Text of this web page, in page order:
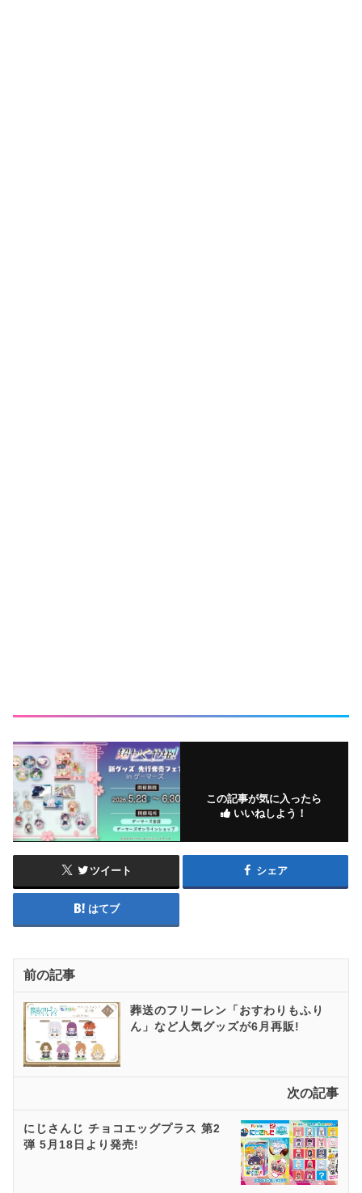
この記事が気に入ったら
いいねしよう！
ツイート シェア
はてブ
前の記事
葬送のフリーレン「おすわりもふり
ん」など人気グッズが6月再販!
次の記事
にじさんじ チョコエッグプラス 第2
弾 5月18日より発売!